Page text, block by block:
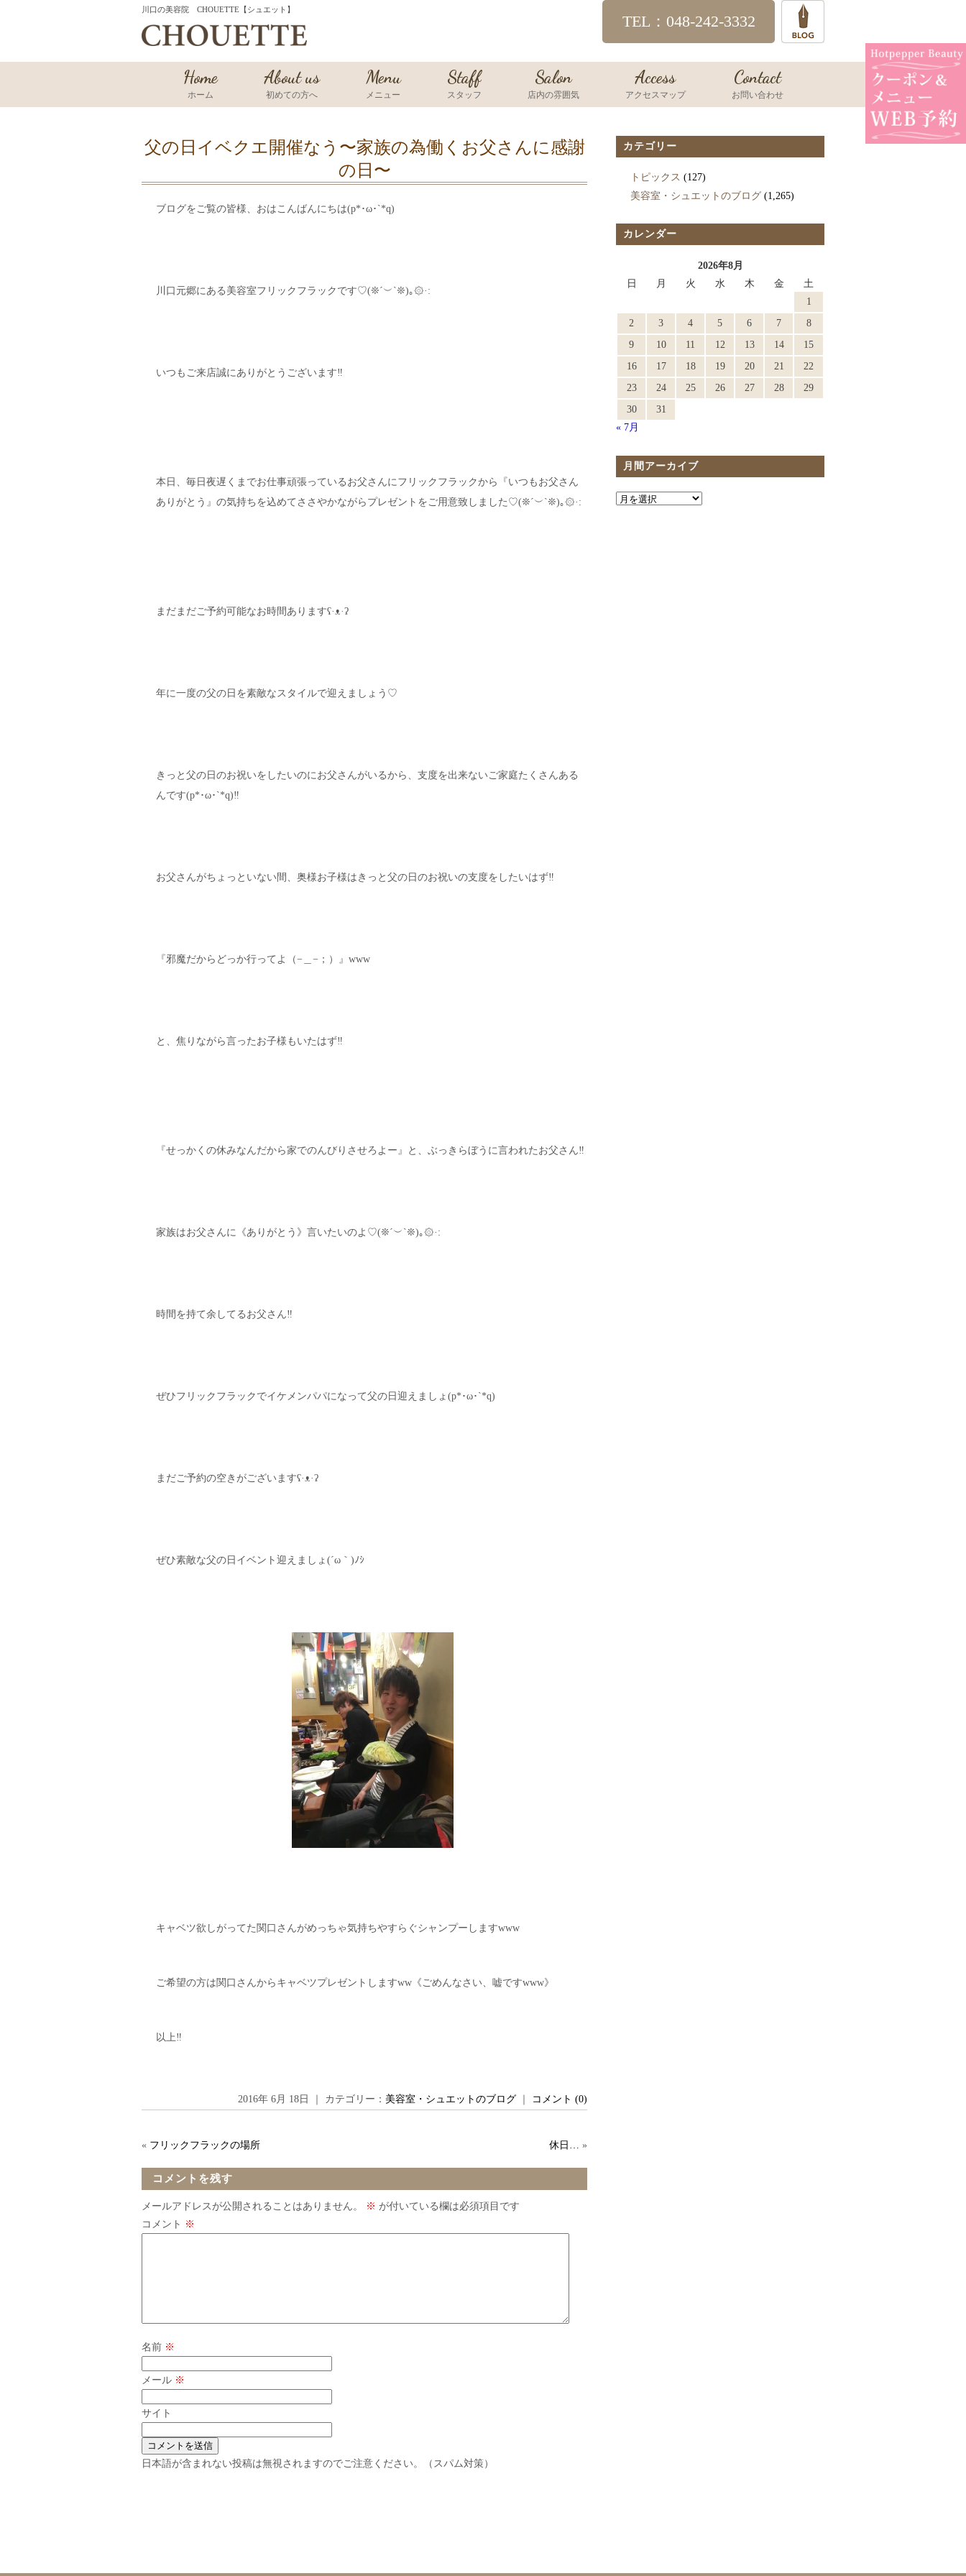
川口の美容院 CHOUETTE【シュエット】
TEL：048-242-3332
Home
ホーム
About us
初めての方へ
Menu
メニュー
Staff
スタッフ
Salon
店内の雰囲気
Access
アクセスマップ
Contact
お問い合わせ
父の日イベクエ開催なう〜家族の為働くお父さんに感謝
の日〜
ブログをご覧の皆様、おはこんばんにちは(p*･ω･`*q)
川口元郷にある美容室フリックフラックです♡(❊´︶`❊)｡۞·:
いつもご来店誠にありがとうございます‼︎
本日、毎日夜遅くまでお仕事頑張っているお父さんにフリックフラックから『いつもお父さん
ありがとう』の気持ちを込めてささやかながらプレゼントをご用意致しました♡(❊´︶`❊)｡۞·:
まだまだご予約可能なお時間ありますʕ·ᴥ·ʔ
年に一度の父の日を素敵なスタイルで迎えましょう♡
きっと父の日のお祝いをしたいのにお父さんがいるから、支度を出来ないご家庭たくさんある
んです(p*･ω･`*q)‼︎
お父さんがちょっといない間、奥様お子様はきっと父の日のお祝いの支度をしたいはず‼︎
『邪魔だからどっか行ってよ（−＿−；）』www
と、焦りながら言ったお子様もいたはず‼︎
『せっかくの休みなんだから家でのんびりさせろよー』と、ぶっきらぼうに言われたお父さん‼︎
家族はお父さんに《ありがとう》言いたいのよ♡(❊´︶`❊)｡۞·:
時間を持て余してるお父さん‼︎
ぜひフリックフラックでイケメンパパになって父の日迎えましょ(p*･ω･`*q)
まだご予約の空きがございますʕ·ᴥ·ʔ
ぜひ素敵な父の日イベント迎えましょ(´ω｀)ﾉｼ
キャベツ欲しがってた関口さんがめっちゃ気持ちやすらぐシャンプーしますwww
ご希望の方は関口さんからキャベツプレゼントしますww《ごめんなさい、嘘ですwww》
以上‼︎
2016年 6月 18日 ｜ カテゴリー： 美容室・シュエットのブログ コメント (0)
« フリックフラックの場所 休日… »
コメントを残す
メールアドレスが公開されることはありません。 ※ が付いている欄は必須項目です
コメント ※
名前 ※
メール ※
サイト
日本語が含まれない投稿は無視されますのでご注意ください。（スパム対策）
カテゴリー
トピックス (127)
美容室・シュエットのブログ (1,265)
カレンダー
2026年8月
日
月 火 水 木 金
土
1
2
3 4 5 6 7
8
9
10 11 12 13 14
15
16
17 18 19 20 21
22
23
24 25 26 27 28
29
30
31
« 7月
月間アーカイブ